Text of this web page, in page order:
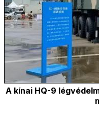
A kínai HQ-9